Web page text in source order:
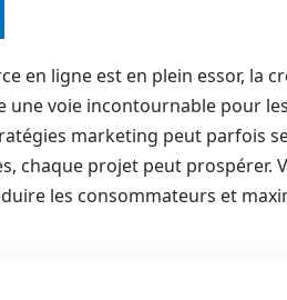
en ligne est en plein essor, la
voie incontournable pour
marketing peut parfois
chaque projet peut prospérer.
les consommateurs et